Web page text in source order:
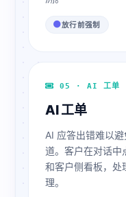
放行前强制
05 · AI 工单
AI 工单
AI 应答出错难以
道。客户在对话中
和客户侧看板，处
理。